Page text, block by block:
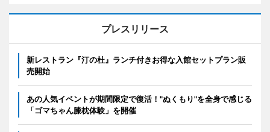
プレスリリース
新レストラン『汀の杜』ランチ付きお得な入館セットプラン販
売開始
あの人気イベントが期間限定で復活！"ぬくもり"を全身で感じる
「ゴマちゃん膝枕体験」を開催